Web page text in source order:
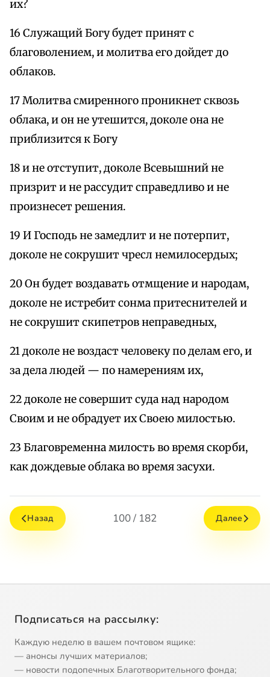
их?
16 Служащий Богу будет принят с
благоволением, и молитва его дойдет до
облаков.
17 Молитва смиренного проникнет сквозь
облака, и он не утешится, доколе она не
приблизится к Богу
18 и не отступит, доколе Всевышний не
призрит и не рассудит справедливо и не
произнесет решения.
19 И Господь не замедлит и не потерпит,
доколе не сокрушит чресл немилосердых;
20 Он будет воздавать отмщение и народам,
доколе не истребит сонма притеснителей и
не сокрушит скипетров неправедных,
21 доколе не воздаст человеку по делам его, и
за дела людей — по намерениям их,
22 доколе не совершит суда над народом
Своим и не обрадует их Своею милостью.
23 Благовременна милость во время скорби,
как дождевые облака во время засухи.
Назад 100 / 182 Далее
Подписаться на рассылку:
Каждую неделю в вашем почтовом ящике:
— анонсы лучших материалов;
— новости подопечных Благотворительного фонда;